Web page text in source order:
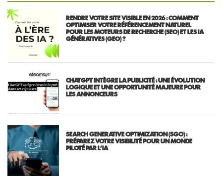
RENDRE VOTRE SITE VISIBLE EN 2026 : COMMENT
OPTIMISER VOTRE RÉFÉRENCEMENT NATUREL
POUR LES MOTEURS DE RECHERCHE (SEO) ET LES IA
GÉNÉRATIVES (GEO) ?
CHATGPT INTÈGRE LA PUBLICITÉ : UNE ÉVOLUTION
LOGIQUE ET UNE OPPORTUNITÉ MAJEURE POUR
LES ANNONCEURS
SEARCH GENERATIVE OPTIMIZATION (SGO) :
PRÉPAREZ VOTRE VISIBILITÉ POUR UN MONDE
PILOTÉ PAR L’IA